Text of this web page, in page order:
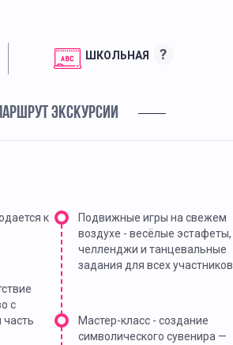
ШКОЛЬНАЯ ?
ЭКСКУРСИИ
к
с
Подвижные игры на свежем
воздухе - весёлые эстафеты,
челленджи и танцевальные
задания для всех участников
Мастер-класс - создание
символического сувенира —